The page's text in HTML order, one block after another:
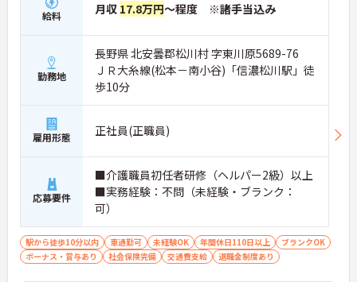
給料 月収 17.8万円～程度 ※諸手当込み
勤務地
長野県 北安曇郡松川村 字東川原5689-76
ＪＲ大糸線(松本－南小谷)「信濃松川駅」徒
歩10分
雇用形態 正社員(正職員)
応募要件
■介護職員初任者研修（ヘルパー2級）以上
■実務経験：不問（未経験・ブランク：
可）
駅から徒歩10分以内 車通勤可 未経験OK 年間休日110日以上
ブランクOK
ボーナス・賞与あり
社会保険完備 交通費支給 退職金制度あり